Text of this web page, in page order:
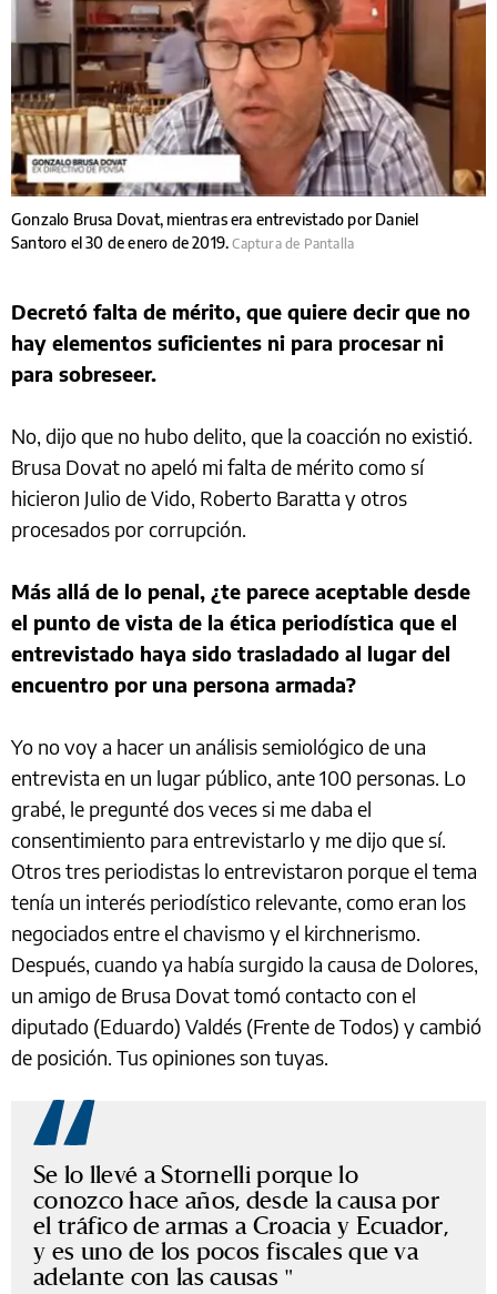
Gonzalo Brusa Dovat, mientras era entrevistado por Daniel
Santoro el 30 de enero de 2019.Captura de Pantalla
Decretó falta de mérito, que quiere decir que no
hay elementos suficientes ni para procesar ni
para sobreseer.
No, dijo que no hubo delito, que la coacción no existió.
Brusa Dovat no apeló mi falta de mérito como sí
hicieron Julio de Vido, Roberto Baratta y otros
procesados por corrupción.
Más allá de lo penal, ¿te parece aceptable desde
el punto de vista de la ética periodística que el
entrevistado haya sido trasladado al lugar del
encuentro por una persona armada?
Yo no voy a hacer un análisis semiológico de una
entrevista en un lugar público, ante 100 personas. Lo
grabé, le pregunté dos veces si me daba el
consentimiento para entrevistarlo y me dijo que sí.
Otros tres periodistas lo entrevistaron porque el tema
tenía un interés periodístico relevante, como eran los
negociados entre el chavismo y el kirchnerismo.
Después, cuando ya había surgido la causa de Dolores,
un amigo de Brusa Dovat tomó contacto con el
diputado (Eduardo) Valdés (Frente de Todos) y cambió
de posición. Tus opiniones son tuyas.
Se lo llevé a Stornelli porque lo
conozco hace años, desde la causa por
el tráfico de armas a Croacia y Ecuador,
y es uno de los pocos fiscales que va
adelante con las causas